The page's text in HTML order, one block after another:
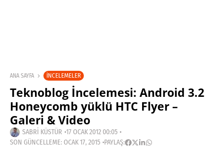
ANA SAYFA İNCELEMELER
Teknoblog İncelemesi: Android 3.2
Honeycomb yüklü HTC Flyer –
Galeri & Video
SABRI KÜSTÜR 17 OCAK 2012 00:05
SON GÜNCELLEME: OCAK 17, 2015 PAYLAŞ: